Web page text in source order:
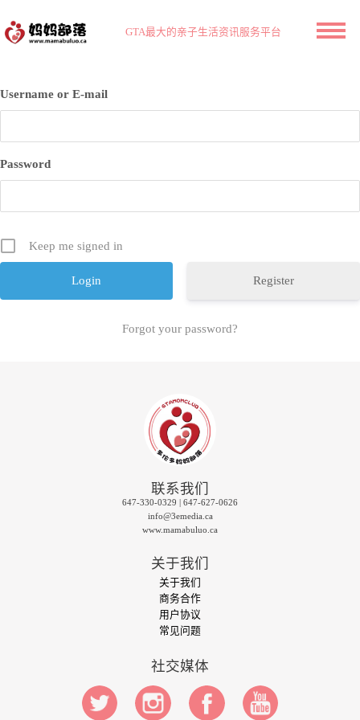
GTA最大的亲子生活资讯服务平台
Username or E-mail
Password
Keep me signed in
Register
Forgot your password?
联系我们
647-330-0329 | 647-627-0626
info@3emedia.ca
www.mamabuluo.ca
关于我们
关于我们
商务合作
用户协议
常见问题
社交媒体